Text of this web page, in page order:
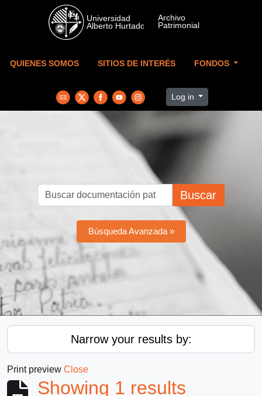
Skip to main content
QUIENES SOMOS SITIOS DE INTERÉS FONDOS
Log in
Buscar
Búsqueda Avanzada »
Narrow your results by:
Print preview Close
Showing 1 results